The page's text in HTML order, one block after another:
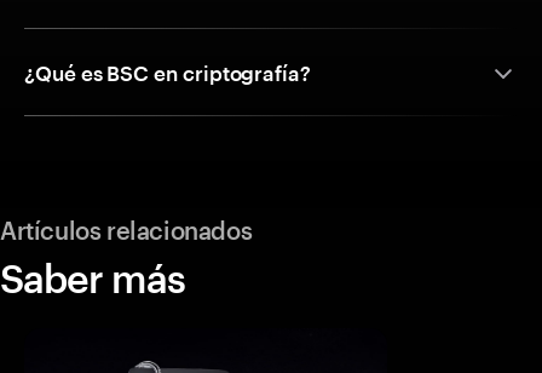
¿Qué es BSC en criptografía?
Artículos relacionados
Saber más